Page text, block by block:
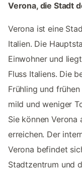
Verona, die Stadt
Verona ist eine
Italien. Die
Einwohner und
Fluss Italiens. Die
Frühling und
mild und weniger
Sie können Verona
erreichen. Der
Verona befindet
Stadtzentrum und